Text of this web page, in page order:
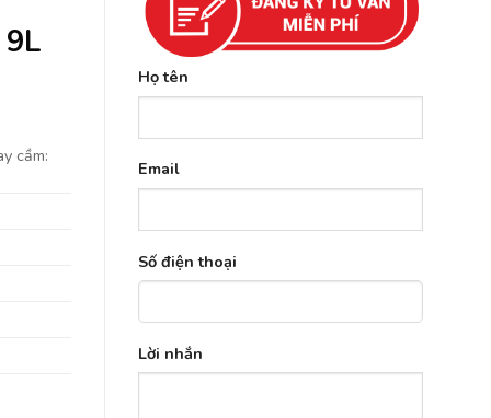
Họ tên
Email
Số điện thoại
Lời nhắn
cầm: